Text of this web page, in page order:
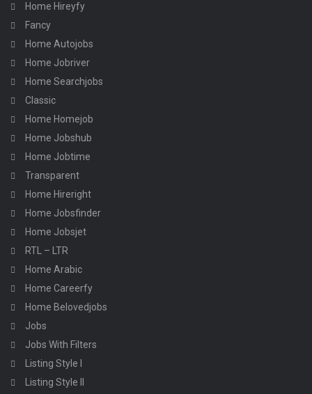
Home Hireyfy
Fancy
Home Autojobs
Home Jobriver
Home Searchjobs
Classic
Home Homejob
Home Jobshub
Home Jobtime
Transparent
Home Hireright
Home Jobsfinder
Home Jobsjet
RTL – LTR
Home Arabic
Home Careerfy
Home Belovedjobs
Jobs
Jobs With Filters
Listing Style I
Listing Style II